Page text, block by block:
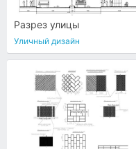
Разрез улицы
Уличный дизайн